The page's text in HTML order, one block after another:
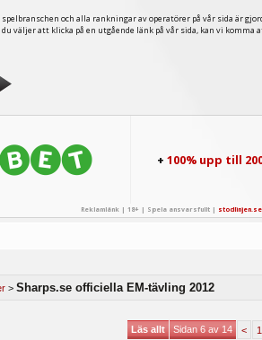
och alla rankningar av operatörer på vår sida är
väljer att klicka på en utgående länk på vår sida, kan vi
+100% upp till
Reklamlänk | 18+ | Spela ansvarsfullt | stodlinjen.se
> Sharps.se officiella EM-tävling 2012
Läs allt Sidan 6 av 14 < 1